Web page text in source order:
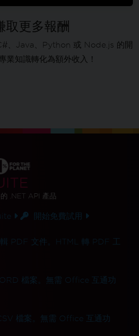
取更多報酬
、Java、Python 或 Node.js 的開
業知識轉化為額外收入！
.NET API 產品
開始免費試用
PDF 文件。HTML 轉 PDF 工
檔案。無需 Office 互通功
檔案。無需 Office 互通功